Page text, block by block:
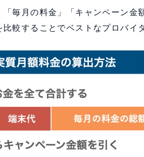
毎月の料金」「キャンペーン金
較することでベストなプロバイ